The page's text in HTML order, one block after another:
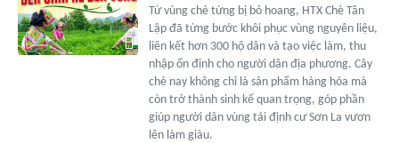
Từ vùng chè từng bị bỏ hoang, HTX Chè Tân
Lập đã từng bước khôi phục vùng nguyên liệu,
liên kết hơn 300 hộ dân và tạo việc làm, thu
nhập ổn định cho người dân địa phương. Cây
chè nay không chỉ là sản phẩm hàng hóa mà
còn trở thành sinh kế quan trọng, góp phần
giúp người dân vùng tái định cư Sơn La vươn
lên làm giàu.